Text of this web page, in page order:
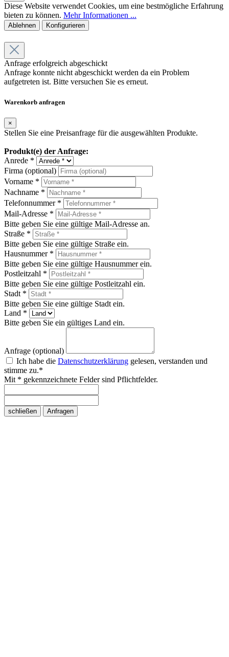
Diese Website verwendet Cookies, um eine bestmögliche Erfahrung
bieten zu können. Mehr Informationen ...
Ablehnen Konfigurieren
Anfrage erfolgreich abgeschickt
Anfrage konnte nicht abgeschickt werden da ein Problem
aufgetreten ist. Bitte versuchen Sie es erneut.
Warenkorb anfragen
×
Stellen Sie eine Preisanfrage für die ausgewählten Produkte.
Produkt(e) der Anfrage:
Anrede *
Firma (optional)
Vorname *
Nachname *
Telefonnummer *
Mail-Adresse *
Bitte geben Sie eine gültige Mail-Adresse an.
Straße *
Bitte geben Sie eine gültige Straße ein.
Hausnummer *
Bitte geben Sie eine gültige Hausnummer ein.
Postleitzahl *
Bitte geben Sie eine gültige Postleitzahl ein.
Stadt *
Bitte geben Sie eine gültige Stadt ein.
Land *
Bitte geben Sie ein gültiges Land ein.
Anfrage (optional)
Ich habe die Datenschutzerklärung gelesen, verstanden und
stimme zu.*
Mit * gekennzeichnete Felder sind Pflichtfelder.
schließen Anfragen